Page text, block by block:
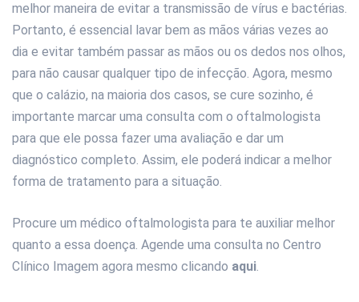
melhor maneira de evitar a transmissão de vírus e bactérias.
Portanto, é essencial lavar bem as mãos várias vezes ao
dia e evitar também passar as mãos ou os dedos nos olhos,
para não causar qualquer tipo de infecção. Agora, mesmo
que o calázio, na maioria dos casos, se cure sozinho, é
importante marcar uma consulta com o oftalmologista
para que ele possa fazer uma avaliação e dar um
diagnóstico completo. Assim, ele poderá indicar a melhor
forma de tratamento para a situação.
Procure um médico oftalmologista para te auxiliar melhor
quanto a essa doença. Agende uma consulta no Centro
Clínico Imagem agora mesmo clicando aqui.